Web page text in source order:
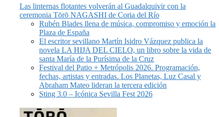
Las linternas flotantes volverán al Guadalquivir con la
ceremonia Tōrō NAGASHI de Coria del Río
Rubén Blades llena de música, compromiso y emoción la
Plaza de España
El escritor sevillano Martín Isidro Vázquez publica la
novela LA HIJA DEL CIELO, un libro sobre la vida de
santa María de la Purísima de la Cruz
Festival del Patio + Metrópolis 2026. Programación,
fechas, artistas y entradas. Los Planetas, Luz Casal y
Abraham Mateo lideran la tercera edición
Sting 3.0 – Icónica Sevilla Fest 2026